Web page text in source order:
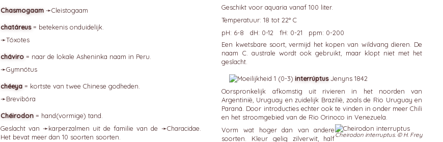
Chasmogaam➛Cleistogaam
chatáreus = betekenis onduidelijk.
➛Tóxotes
cháviro = naar de lokale Asheninka naam in Peru.
➛Gymnótus
chéeya = kortste van twee Chinese godheden.
➛Brevibóra
Chéirodon = hand(vormige) tand.
Geslacht van ➛karperzalmen uit de familie van de ➛Characidae
Het bevat meer dan 10 soorten soorten.
Geschikt voor aquaria vanaf 100 liter.
Temperatuur: 18 tot 22° C
pH: 6-8 dH: 0-12 fH: 0-21 ppm: 0-200
Een kwetsbare soort, vermijd het kopen van wildvang dieren. De
naam C. australe wordt ook gebruikt, maar klopt niet met het
geslacht.
interrúptusJenyns 1842
Oorspronkelijk afkomstig uit rivieren in het noorden van
Argentinië, Uruguay en zuidelijk Brazilië, zoals de Rio Uruguay en
Paraná. Door introducties echter ook te vinden in onder meer Chili
en het stroomgebied van de Rio Orinoco in Venezuela.
Cheirodon interruptus. © H. Frey
Vorm wat hoger dan van andere
soorten. Kleur gelig zilverwit, half